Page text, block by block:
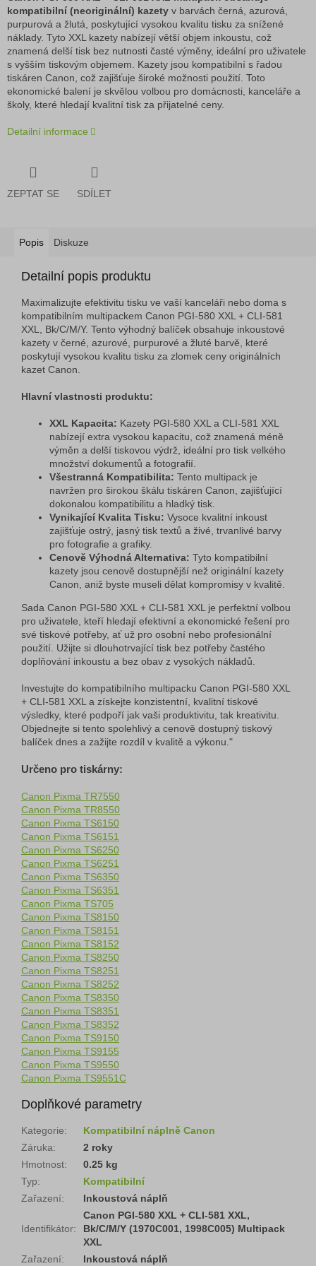
kompatibilní (neoriginální) kazety v barvách černá, azurová,
purpurová a žlutá, poskytující vysokou kvalitu tisku za snížené
náklady. Tyto XXL kazety nabízejí větší objem inkoustu, což
znamená delší tisk bez nutnosti časté výměny, ideální pro uživatele
s vyšším tiskovým objemem. Kazety jsou kompatibilní s řadou
tiskáren Canon, což zajišťuje široké možnosti použití. Toto
ekonomické balení je skvělou volbou pro domácnosti, kanceláře a
školy, které hledají kvalitní tisk za přijatelné ceny.
Detailní informace
ZEPTAT SE SDÍLET
Popis Diskuze
Detailní popis produktu
Maximalizujte efektivitu tisku ve vaší kanceláři nebo doma s
kompatibilním multipackem Canon PGI-580 XXL + CLI-581
XXL, Bk/C/M/Y. Tento výhodný balíček obsahuje inkoustové
kazety v černé, azurové, purpurové a žluté barvě, které
poskytují vysokou kvalitu tisku za zlomek ceny originálních
kazet Canon.
Hlavní vlastnosti produktu:
XXL Kapacita: Kazety PGI-580 XXL a CLI-581 XXL
nabízejí extra vysokou kapacitu, což znamená méně
výměn a delší tiskovou výdrž, ideální pro tisk velkého
množství dokumentů a fotografií.
Všestranná Kompatibilita: Tento multipack je
navržen pro širokou škálu tiskáren Canon, zajišťující
dokonalou kompatibilitu a hladký tisk.
Vynikající Kvalita Tisku: Vysoce kvalitní inkoust
zajišťuje ostrý, jasný tisk textů a živé, trvanlivé barvy
pro fotografie a grafiky.
Cenově Výhodná Alternativa: Tyto kompatibilní
kazety jsou cenově dostupnější než originální kazety
Canon, aniž byste museli dělat kompromisy v kvalitě.
Sada Canon PGI-580 XXL + CLI-581 XXL je perfektní volbou
pro uživatele, kteří hledají efektivní a ekonomické řešení pro
své tiskové potřeby, ať už pro osobní nebo profesionální
použití. Užijte si dlouhotrvající tisk bez potřeby častého
doplňování inkoustu a bez obav z vysokých nákladů.
Investujte do kompatibilního multipacku Canon PGI-580 XXL
+ CLI-581 XXL a získejte konzistentní, kvalitní tiskové
výsledky, které podpoří jak vaši produktivitu, tak kreativitu.
Objednejte si tento spolehlivý a cenově dostupný tiskový
balíček dnes a zažijte rozdíl v kvalitě a výkonu."
Určeno pro tiskárny:
Canon Pixma TR7550
Canon Pixma TR8550
Canon Pixma TS6150
Canon Pixma TS6151
Canon Pixma TS6250
Canon Pixma TS6251
Canon Pixma TS6350
Canon Pixma TS6351
Canon Pixma TS705
Canon Pixma TS8150
Canon Pixma TS8151
Canon Pixma TS8152
Canon Pixma TS8250
Canon Pixma TS8251
Canon Pixma TS8252
Canon Pixma TS8350
Canon Pixma TS8351
Canon Pixma TS8352
Canon Pixma TS9150
Canon Pixma TS9155
Canon Pixma TS9550
Canon Pixma TS9551C
Doplňkové parametry
Kategorie:
Kompatibilní náplně Canon
Záruka:
2 roky
Hmotnost:
0.25 kg
Typ:
Kompatibilní
Zařazení: Inkoustová náplň
Identifikátor:
Canon PGI-580 XXL + CLI-581 XXL,
Bk/C/M/Y (1970C001, 1998C005) Multipack
XXL
Zařazení: Inkoustová náplň